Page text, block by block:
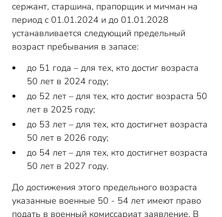
сержант, старшина, прапорщик и мичман на
период с 01.01.2024 и до 01.01.2028
устанавливается следующий предельный
возраст пребывания в запасе:
до 51 года – для тех, кто достиг возраста
50 лет в 2024 году;
до 52 лет – для тех, кто достиг возраста 50
лет в 2025 году;
до 53 лет – для тех, кто достигнет возраста
50 лет в 2026 году;
до 54 лет – для тех, кто достигнет возраста
50 лет в 2027 году.
До достижения этого предельного возраста
указанные военные 50 - 54 лет имеют право
подать в военный комиссариат заявление. В